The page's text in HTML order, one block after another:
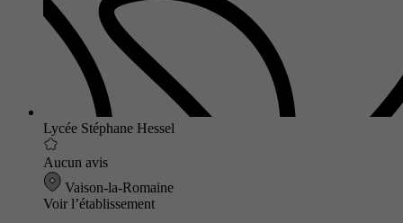
Lycée Stéphane Hessel
Aucun avis
Vaison-la-Romaine
Voir l’établissement